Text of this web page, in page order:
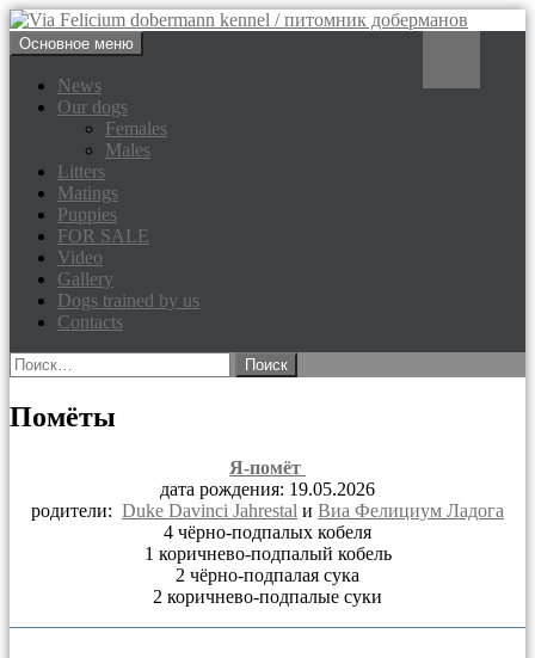
Via Felicium dobermann
kennel / питомник доберманов
Основное меню
к
News
Our dogs
Females
Males
Litters
Matings
Puppies
FOR SALE
Video
Gallery
Dogs trained by us
Contacts
Найти:
Помёты
Я-помёт
дата рождения: 19.05.2026
родители: Duke Davinci Jahrestal и Виа Фелициум Ладога
4 чёрно-подпалых кобеля
1 коричнево-подпалый кобель
2 чёрно-подпалая сука
2 коричнево-подпалые суки